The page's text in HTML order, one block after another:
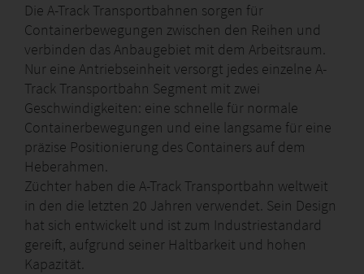
Die A-Track Transportbahnen sorgen für
Containerbewegungen zwischen den Reihen und
verbinden das Anbaugebiet mit dem Arbeitsraum.
Nur eine Antriebseinheit versorgt jedes einzelne A-
Track Transportbahn Segment mit zwei
Geschwindigkeiten: eine schnelle für normale
Containerbewegungen und eine langsame für eine
präzise Positionierung des Containers auf dem
Heberahmen.
Züchter haben die A-Track Transportbahn weltweit
in den die letzten 20 Jahren verwendet. Sein Design
hat sich entwickelt und ist zum Industriestandard
gereift, aufgrund seiner Haltbarkeit und hohen
Kapazität.